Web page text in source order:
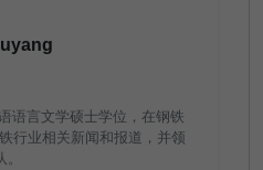
语言文学硕士学位，在钢铁
行业相关新闻和报道，并领